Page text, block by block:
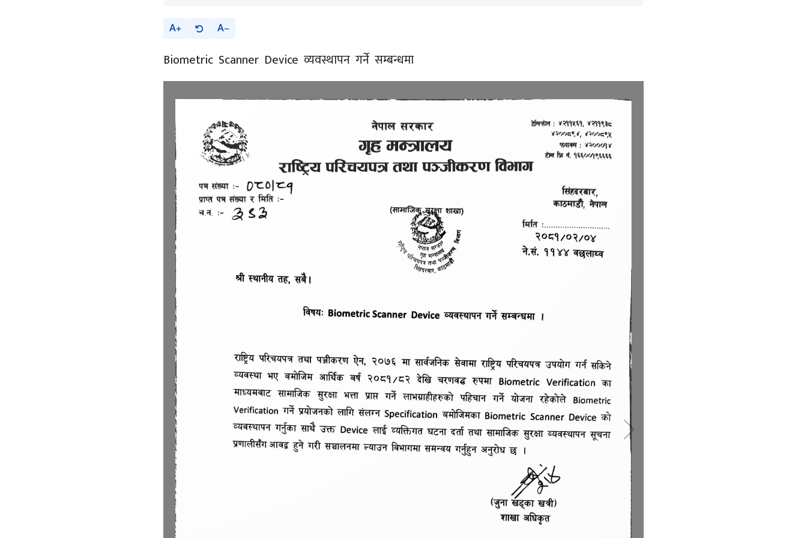
A A
Biometric Scanner Device व्यवस्थापन गर्ने सम्बन्धमा